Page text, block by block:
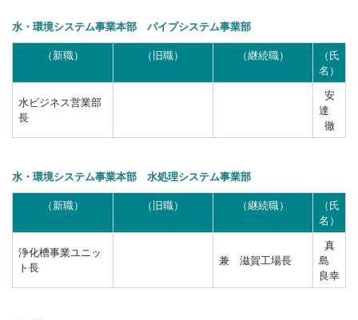
水・環境システム事業本部 パイプシステム事業部
（新職） （旧職） （継続職）
（氏
名）
水ビジネス営業部
長
安
達
徹
水・環境システム事業本部 水処理システム事業部
（新職） （旧職） （継続職）
（氏
名）
浄化槽事業ユニッ
ト長
兼 滋賀工場長
真
島
良幸